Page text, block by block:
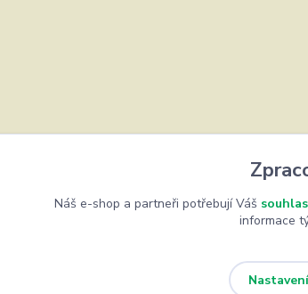
Náš e-shop a partneři potřebují Váš souhlas
informace
Nastavení